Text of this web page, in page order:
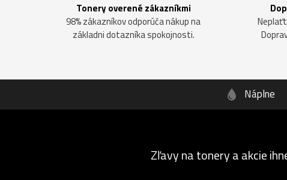
Tonery overené zákazníkmi
98% zákazníkov odporúča nákup na
základni dotazníka spokojnosti.
Náplne
Zľavy na tonery a akcie